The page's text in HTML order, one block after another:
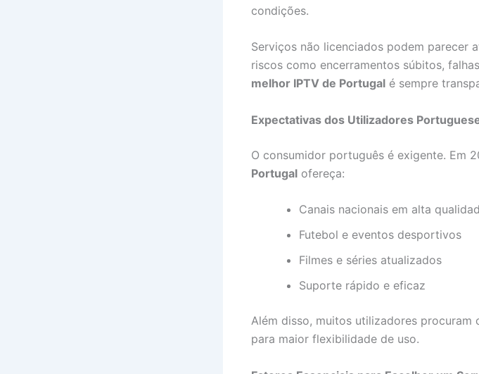
condições.
Serviços não licenciados podem parecer
riscos como encerramentos súbitos,
melhor IPTV de Portugal é sempre
Expectativas dos Utilizadores
O consumidor português é exigente. Em
Portugal ofereça:
Canais nacionais em alta
Futebol e eventos desportivos
Filmes e séries atualizados
Suporte rápido e eficaz
Além disso, muitos utilizadores
para maior flexibilidade de uso.